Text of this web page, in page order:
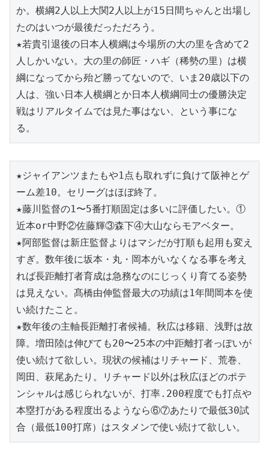
か。横綱2人以上大関2人以上が15日間ちゃんと出場し
たのはいつが最後だっただろう。
★若貴引退後の日本人横綱は今場所の大の里を含めて2
人しかいない。大の里の師匠・ハギ（稀勢の里）は横
綱になってから殆ど勝ってないので、いま20歳以下の
人は、強い日本人横綱とか日本人横綱同士の優勝決定
戦はリアルタイムでは見た事はない、という事にな
る。
★ジャイアンツまたもや1点も取れずに負けて阪神とゲ
ーム差10。セリーグはほぼ終了。
★藤川監督の1〜5番打順固定は多いに評価したい。①
近本or中野②佐藤輝③森下④大山ならモアベター。
★阿部監督は新庄監督よりはマシだが打順も起用も変え
すぎ。数年後に坂本・丸・岡本がいなくなる事を考え
れば長距離打者育成は急務なのにじっくり育てる姿勢
は見えない。髙橋由伸監督最大の功績は1年間岡本を使
い続けたこと。
★数年後の主軸長距離打者候補。秋広は移籍、浅野は故
障。増田陸は伸びても20〜25本の中距離打者っぽいが
使い続けて欲しい。現状の候補はリチャード、荒巻、
岡田、萩尾あたり。リチャード以外は秋広ほどのポテ
ンシャルは感じられないが、打率.200程度でも打点や
本塁打がある程度出るようなら⑥⑦あたりで最低30試
合（最低100打席）はスタメンで使い続けて欲しい。